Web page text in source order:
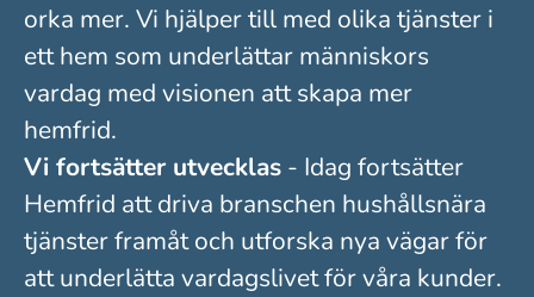
orka mer. Vi hjälper till med olika tjänster i
ett hem som underlättar människors
vardag med visionen att skapa mer
hemfrid.
Vi fortsätter utvecklas - Idag fortsätter
Hemfrid att driva branschen hushållsnära
tjänster framåt och utforska nya vägar för
att underlätta vardagslivet för våra kunder.